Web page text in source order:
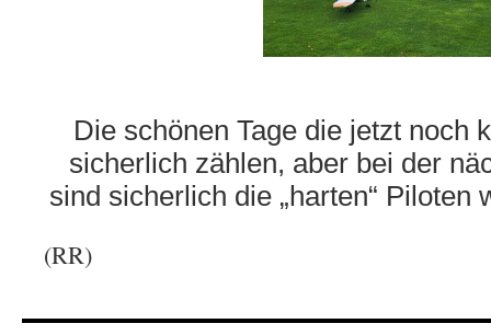
Die schönen Tage die jetzt noch
sicherlich zählen, aber bei der
sind sicherlich die „harten“ Piloten
(RR)